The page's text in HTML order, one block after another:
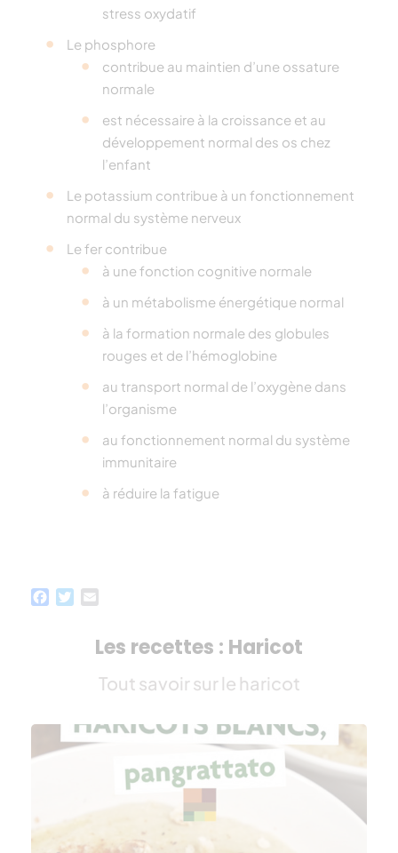
stress oxydatif
Le phosphore
contribue au maintien d’une ossature
normale
est nécessaire à la croissance et au
développement normal des os chez
l’enfant
Le potassium contribue à un fonctionnement
normal du système nerveux
Le fer contribue
à une fonction cognitive normale
à un métabolisme énergétique normal
à la formation normale des globules
rouges et de l’hémoglobine
au transport normal de l’oxygène dans
l’organisme
au fonctionnement normal du système
immunitaire
à réduire la fatigue
Facebook
Twitter
Les recettes : Haricot
Tout savoir sur le haricot